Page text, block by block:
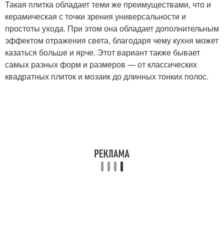
Такая плитка обладает теми же преимуществами, что и
керамическая с точки зрения универсальности и
простоты ухода. При этом она обладает дополнительным
эффектом отражения света, благодаря чему кухня может
казаться больше и ярче. Этот вариант также бывает
самых разных форм и размеров — от классических
квадратных плиток и мозаик до длинных тонких полос.